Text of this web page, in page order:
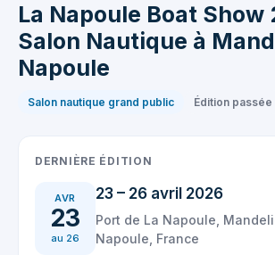
La Napoule Boat Show
Salon Nautique à
Napoule
Salon nautique grand public Édition passée
DERNIÈRE ÉDITION
AVR
23
au 26
23 – 26 avril 2026
Port de La Napoule,
Napoule, France